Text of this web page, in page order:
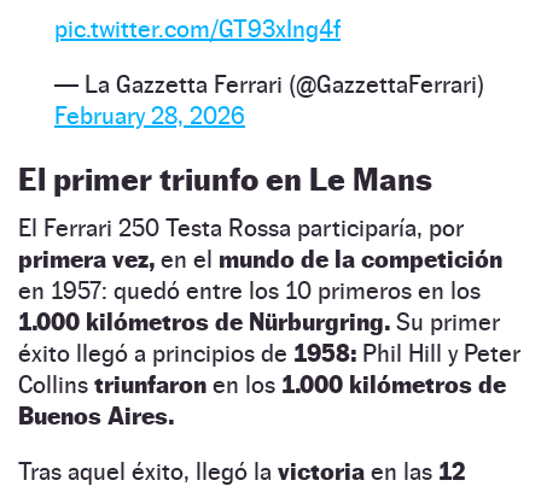
pic.twitter.com/GT93xIng4f
— La Gazzetta Ferrari (@GazzettaFerrari)
February 28, 2026
El primer triunfo en Le Mans
El Ferrari 250 Testa Rossa participaría, por
primera vez, en el mundo de la competición
en 1957: quedó entre los 10 primeros en los
1.000 kilómetros de Nürburgring. Su primer
éxito llegó a principios de 1958: Phil Hill y Peter
Collins triunfaron en los 1.000 kilómetros de
Buenos Aires.
Tras aquel éxito, llegó la victoria en las 12